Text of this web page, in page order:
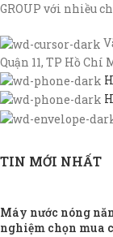
GROUP với nhiều
Quận 11, TP Hồ Chí
TIN MỚI NHẤT
Máy nước nóng
nghiệm chọn mua